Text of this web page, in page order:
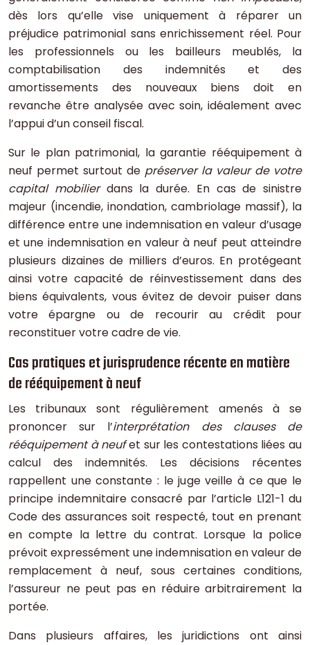
dès lors qu’elle vise uniquement à réparer un
préjudice patrimonial sans enrichissement réel. Pour
les professionnels ou les bailleurs meublés, la
comptabilisation des indemnités et des
amortissements des nouveaux biens doit en
revanche être analysée avec soin, idéalement avec
l’appui d’un conseil fiscal.
Sur le plan patrimonial, la garantie rééquipement à
neuf permet surtout de préserver la valeur de votre
capital mobilierdans la durée. En cas de sinistre
majeur (incendie, inondation, cambriolage massif), la
différence entre une indemnisation en valeur d’usage
et une indemnisation en valeur à neuf peut atteindre
plusieurs dizaines de milliers d’euros. En protégeant
ainsi votre capacité de réinvestissement dans des
biens équivalents, vous évitez de devoir puiser dans
votre épargne ou de recourir au crédit pour
reconstituer votre cadre de vie.
Cas pratiques et jurisprudence récente en matière
de rééquipement à neuf
Les tribunaux sont régulièrement amenés à se
prononcer sur l’interprétation des clauses de
rééquipement à neufet sur les contestations liées au
calcul des indemnités. Les décisions récentes
rappellent une constante : le juge veille à ce que le
principe indemnitaire consacré par l’article L121-1 du
Code des assurances soit respecté, tout en prenant
en compte la lettre du contrat. Lorsque la police
prévoit expressément une indemnisation en valeur de
remplacement à neuf, sous certaines conditions,
l’assureur ne peut pas en réduire arbitrairement la
portée.
Dans plusieurs affaires, les juridictions ont ainsi